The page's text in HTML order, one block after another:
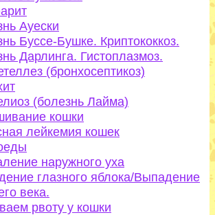
Ауески
Буссе-Бушке. Криптококкоз.
Дарлинга. Гистоплазмоз.
(бронхосептикоз)
(болезнь Лайма)
кошки
лейкемия кошек
наружного уха
глазного яблока/Выпадение
века.
рвоту у кошки